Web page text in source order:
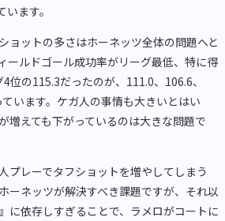
ます。
ョットの多さはホーネッツ全体の問題へと
ールドゴール成功率がリーグ最低、特に得
位の115.3だったのが、111.0、106.6、
います。ケガ人の事情も大きいとはい
増えても下がっているのは大きな問題で
プレーでタフショットを増やしてしまう
ネッツが解決すべき課題ですが、それ以
に依存しすぎることで、ラメロがコートに